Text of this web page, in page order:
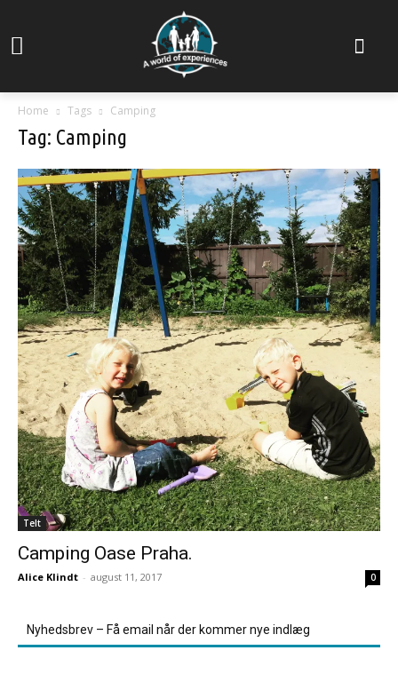
Home Tags Camping
Tag: Camping
Telt
Camping Oase Praha.
Alice Klindt - august 11, 2017 0
Nyhedsbrev – Få email når der kommer nye indlæg